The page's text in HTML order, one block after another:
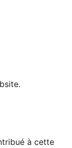
à cette